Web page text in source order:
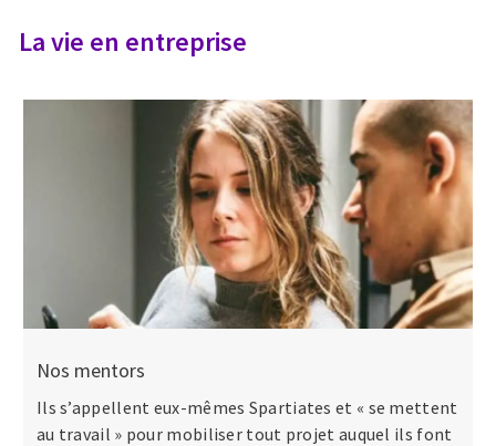
La vie en entreprise
Nos mentors
Ils s’appellent eux-mêmes Spartiates et « se mettent
au travail » pour mobiliser tout projet auquel ils font